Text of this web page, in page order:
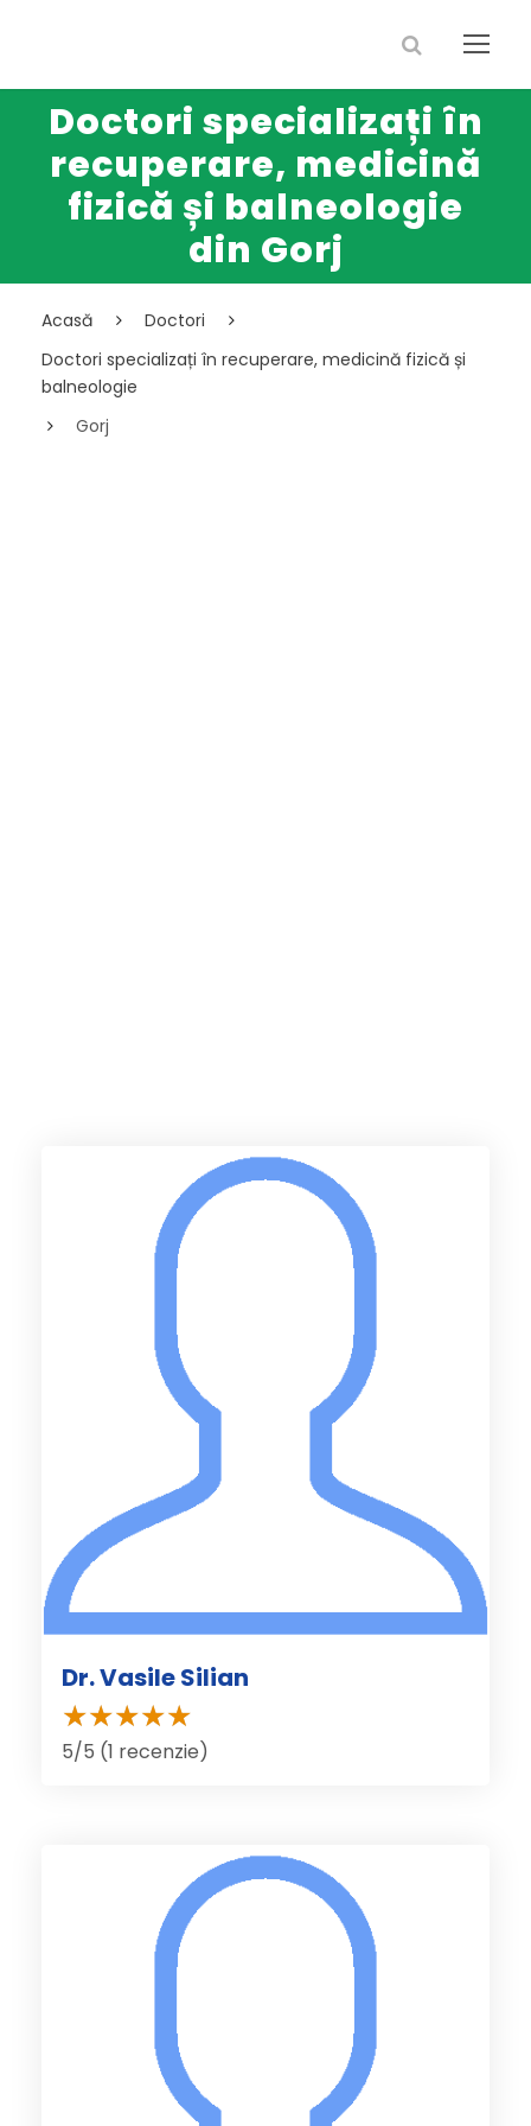
Doctori specializați în
recuperare, medicină
fizică și balneologie
din Gorj
Acasă
Doctori
Doctori specializați în recuperare, medicină fizică și
balneologie
Gorj
Dr. Vasile Silian
5/5 (1 recenzie)